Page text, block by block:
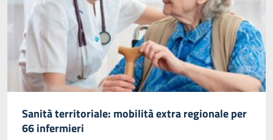
Sanità territoriale: mobilità extra regionale per
66 infermieri